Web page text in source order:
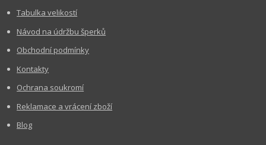
Tabulka velikostí
Návod na údržbu šperků
Obchodní podmínky
Kontakty
Ochrana soukromí
Reklamace a vrácení zboží
Blog